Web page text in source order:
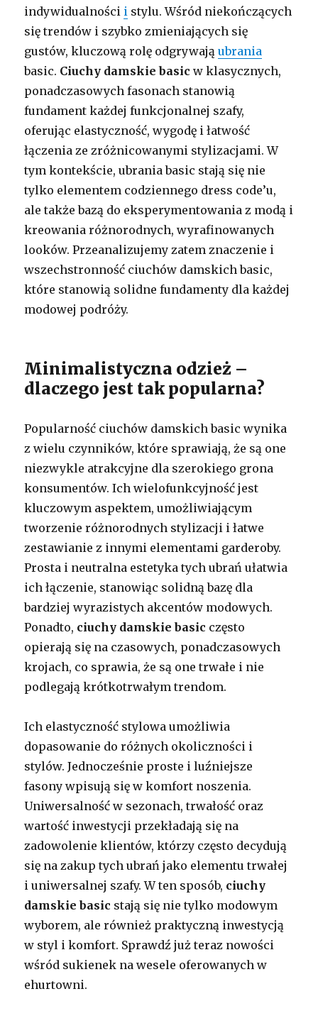
indywidualności i stylu. Wśród niekończących
się trendów i szybko zmieniających się
gustów, kluczową rolę odgrywająubrania
basic. Ciuchy damskie basic w klasycznych,
ponadczasowych fasonach stanowią
fundament każdej funkcjonalnej szafy,
oferując elastyczność, wygodę i łatwość
łączenia ze zróżnicowanymi stylizacjami. W
tym kontekście, ubrania basic stają się nie
tylko elementem codziennego dress code’u,
ale także bazą do eksperymentowania z modą i
kreowania różnorodnych, wyrafinowanych
looków. Przeanalizujemy zatem znaczenie i
wszechstronność ciuchów damskich basic,
które stanowią solidne fundamenty dla każdej
modowej podróży.
Minimalistyczna odzież –
dlaczego jest tak popularna?
Popularność ciuchów damskich basic wynika
z wielu czynników, które sprawiają, że są one
niezwykle atrakcyjne dla szerokiego grona
konsumentów. Ich wielofunkcyjność jest
kluczowym aspektem, umożliwiającym
tworzenie różnorodnych stylizacji i łatwe
zestawianie z innymi elementami garderoby.
Prosta i neutralna estetyka tych ubrań ułatwia
ich łączenie, stanowiąc solidną bazę dla
bardziej wyrazistych akcentów modowych.
Ponadto, ciuchy damskie basic często
opierają się na czasowych, ponadczasowych
krojach, co sprawia, że są one trwałe i nie
podlegają krótkotrwałym trendom.
Ich elastyczność stylowa umożliwia
dopasowanie do różnych okoliczności i
stylów. Jednocześnie proste i luźniejsze
fasony wpisują się w komfort noszenia.
Uniwersalność w sezonach, trwałość oraz
wartość inwestycji przekładają się na
zadowolenie klientów, którzy często decydują
się na zakup tych ubrań jako elementu trwałej
i uniwersalnej szafy. W ten sposób, ciuchy
damskie basic stają się nie tylko modowym
wyborem, ale również praktyczną inwestycją
w styl i komfort. Sprawdź już teraz nowości
wśród sukienek na wesele oferowanych w
ehurtowni.